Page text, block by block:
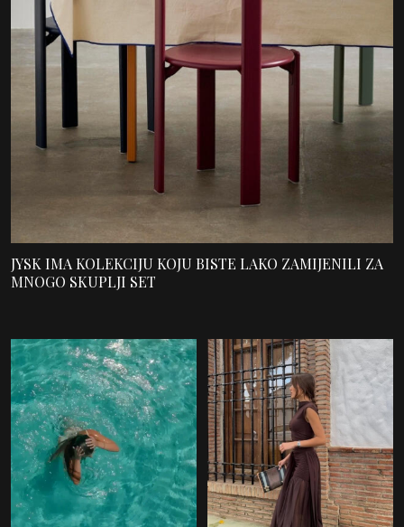
JYSK IMA KOLEKCIJU KOJU BISTE LAKO ZAMIJENILI ZA
MNOGO SKUPLJI SET